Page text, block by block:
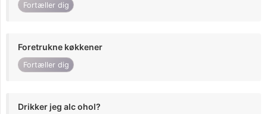
Fortæller dig
Foretrukne køkkener
Fortæller dig
Drikker jeg alc ohol?